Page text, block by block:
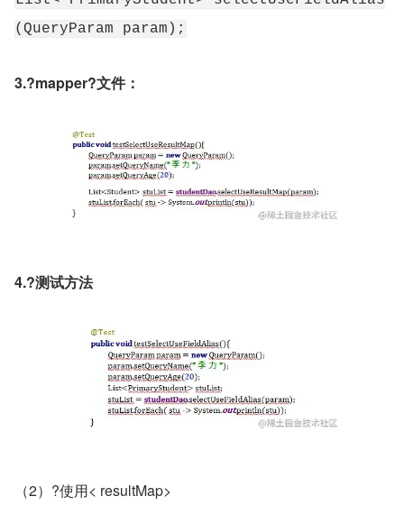
(QueryParam param);
3.?mapper?文件：
4.?测试方法
（2）?使用< resultMap>